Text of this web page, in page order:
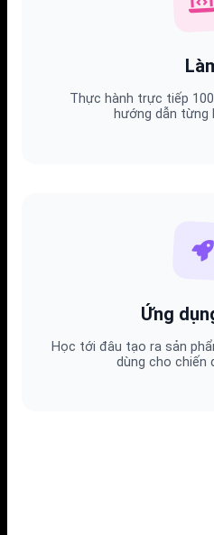
Thực hành trực tiếp
hướng dẫn
Ứng
Học tới đâu tạo ra sản
dùng cho chiến